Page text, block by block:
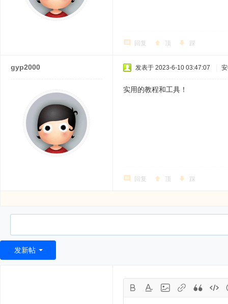
回复 顶 踩
gyp2000 发表于 2023-6-10 03:47:07
实用的教程和工具！
回复 顶 踩
发新帖